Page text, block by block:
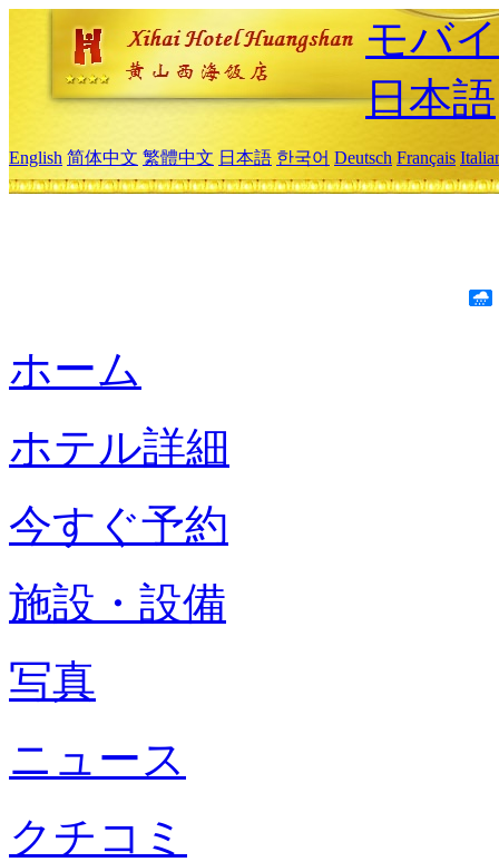
モバ
日本語
English 简体中文 繁體中文 日本語 한국어 Deutsch Français
ホーム
ホテル詳細
今すぐ予約
施設・設備
写真
ニュース
クチコミ